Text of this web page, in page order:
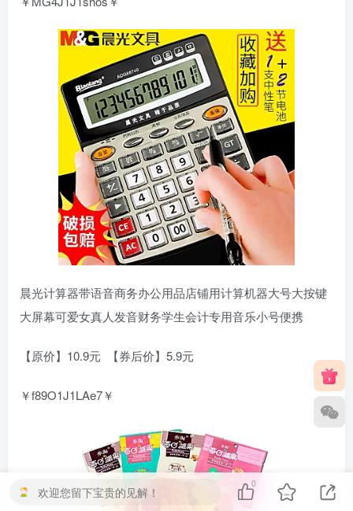
晨光计算器带语音商务办公用品店铺用计算机器大号大按键
大屏幕可爱女真人发音财务学生会计专用音乐小号便携
【原价】10.9元 【券后价】5.9元
￥f89O1J1LAe7￥
欢迎您留下宝贵的见解！
0